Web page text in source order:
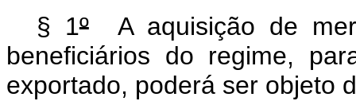
§ 1ºA aquisição de
beneficiários do regime,
exportado, poderá ser objeto